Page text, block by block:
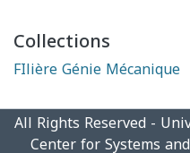
Collections
FIlière Génie Mécanique
All Rights Reserved -
Center for Systems